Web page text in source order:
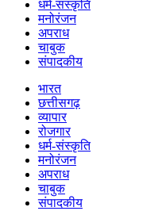
धर्म-संस्कृति
मनोरंजन
अपराध
चाबुक
संपादकीय
भारत
छत्तीसगढ़
व्यापार
रोजगार
धर्म-संस्कृति
मनोरंजन
अपराध
चाबुक
संपादकीय